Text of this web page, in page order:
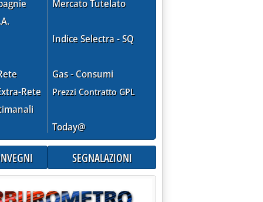
Rete
Mercato Tutelato
Indice Selectra - SQ
Gas - Consumi
Prezzi Contratto GPL
Today@
SEGNALAZIONI